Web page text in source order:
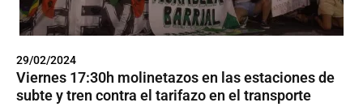
29/02/2024
Viernes 17:30h molinetazos en las estaciones de
subte y tren contra el tarifazo en el transporte